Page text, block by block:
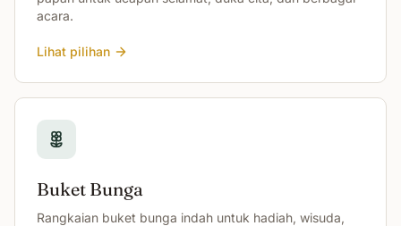
acara.
Lihat pilihan
Buket Bunga
Rangkaian buket bunga indah untuk hadiah, wisuda,